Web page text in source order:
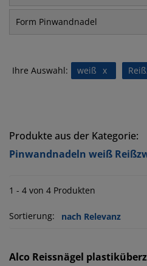
Form Pinwandnadel
Ihre Auswahl: x
weiß
Produkte aus der Kategorie:
Pinwandnadeln weiß
1 - 4 von 4 Produkten
Sortierung:
Alco Reissnägel